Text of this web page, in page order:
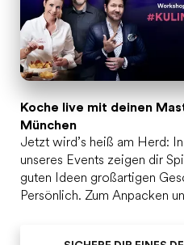
Koche live mit deinen
München
Jetzt wird’s heiß am Herd:
unseres Events zeigen dir
guten Ideen großartigen
Persönlich. Zum Anpacken